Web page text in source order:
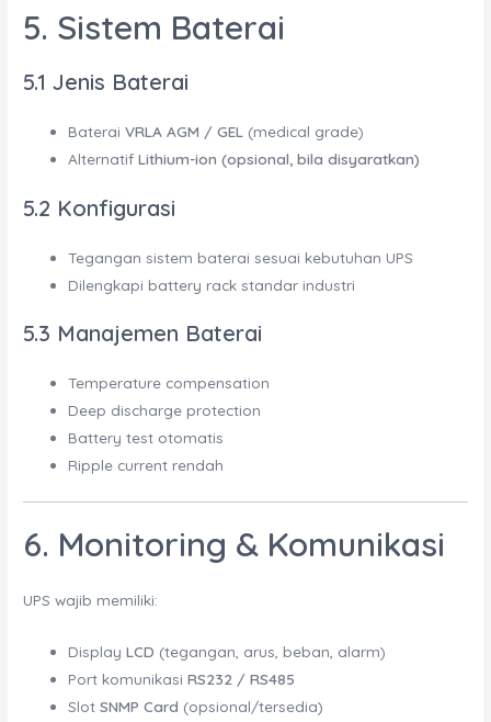
5. Sistem Baterai
5.1 Jenis Baterai
BateraiVRLA AGM / GEL (medical grade)
AlternatifLithium-ion (opsional, bila disyaratkan)
5.2 Konfigurasi
Tegangan sistem baterai sesuai kebutuhan UPS
Dilengkapi battery rack standar industri
5.3 Manajemen Baterai
Temperature compensation
Deep discharge protection
Battery test otomatis
Ripple current rendah
6. Monitoring & Komunikasi
UPS wajib memiliki:
DisplayLCD (tegangan, arus, beban, alarm)
Port komunikasiRS232 / RS485
SlotSNMP Card (opsional/tersedia)